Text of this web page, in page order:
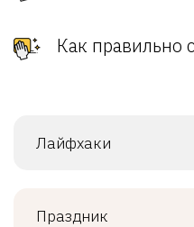
Как правильно
Лайфхаки
Праздник